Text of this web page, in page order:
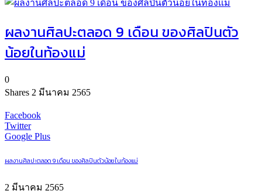
ผลงานศิลปะตลอด 9 เดือน ของศิลปินตัว
น้อยในท้องแม่
0
Shares 2 มีนาคม 2565
Facebook
Twitter
Google Plus
ผลงานศิลปะตลอด 9 เดือน ของศิลปินตัวน้อยในท้องแม่
2 มีนาคม 2565